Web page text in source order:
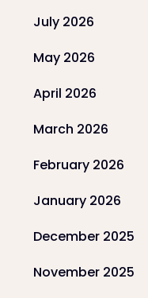
July 2026
May 2026
April 2026
March 2026
February 2026
January 2026
December 2025
November 2025